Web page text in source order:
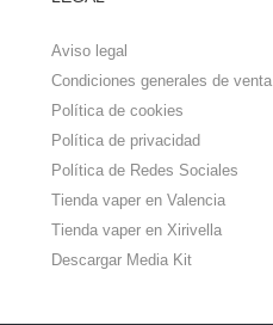
Aviso legal
Condiciones generales de venta
Política de cookies
Política de privacidad
Política de Redes Sociales
Tienda vaper en Valencia
Tienda vaper en Xirivella
Descargar Media Kit